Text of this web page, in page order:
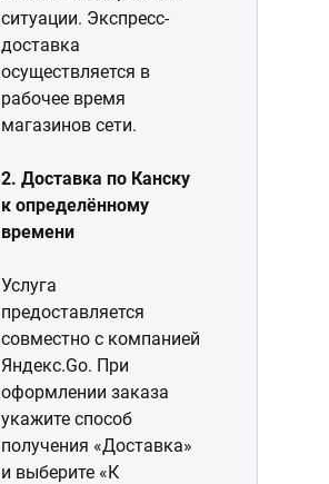
ситуации. Экспресс-
доставка
осуществляется в
рабочее время
магазинов сети.
2. Доставка по Канску
к определённому
времени
Услуга
предоставляется
совместно с компанией
Яндекс.Go. При
оформлении заказа
укажите способ
получения «Доставка»
и выберите «К